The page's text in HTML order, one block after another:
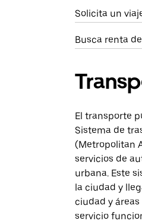
Solicita un
Busca renta
El transporte
Sistema de
(Metropolitan
servicios de
urbana. Este
la ciudad y
ciudad y
servicio